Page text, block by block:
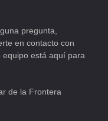
pregunta,
en contacto con
equipo está aquí para
de la Frontera